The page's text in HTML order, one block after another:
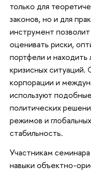
только для
законов, но и для
инструмент
оценивать риски,
портфели и находить
кризисных
корпорации и
используют
политических
режимов и
стабильность.
Участникам
навыки объектно-